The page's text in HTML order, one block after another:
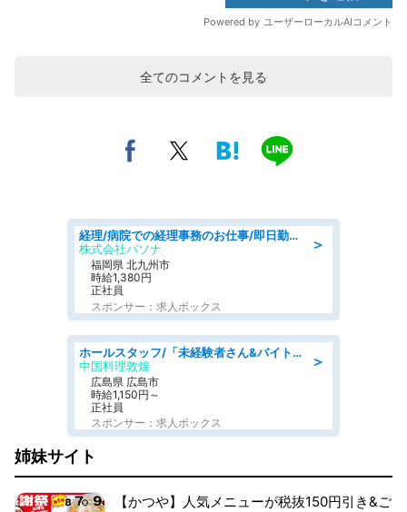
全てのコメントを見る
＞
経理/病院での経理事務のお仕事/即日勤務可/車通勤可/経理/一般事務
株式会社パソナ
福岡県 北九州市
時給1,380円
正社員
スポンサー：求人ボックス
＞
ホールスタッフ/「未経験者さん&バイトデビューも大歓迎」残業ほぼなし×1日3時間〜勤務OK!フォロー体制も充実/広島県/広島市南区
中国料理敦煌
広島県 広島市
時給1,150円～
正社員
スポンサー：求人ボックス
姉妹サイト
【かつや】人気メニューが税抜150円引き&ご